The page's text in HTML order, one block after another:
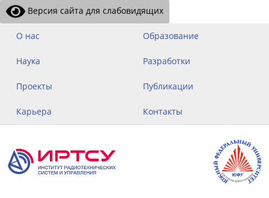
Версия сайта для слабовидящих
О нас Образование
Наука Разработки
Проекты Публикации
Карьера Контакты